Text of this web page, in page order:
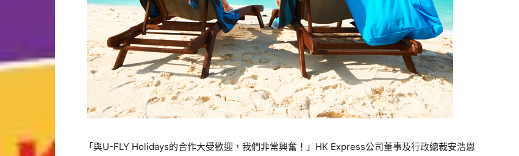
「與U-FLY Holidays的合作大受歡迎，我們非常興奮！」HK Express公司董事及行政總裁安浩恩